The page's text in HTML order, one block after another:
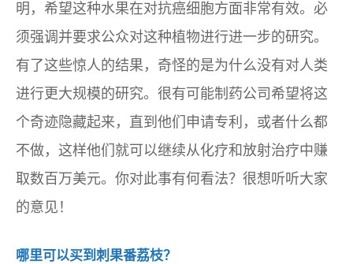
明，希望这种水果在对抗癌细胞方面非常有效。必
须强调并要求公众对这种植物进行进一步的研究。
有了这些惊人的结果，奇怪的是为什么没有对人类
进行更大规模的研究。很有可能制药公司希望将这
个奇迹隐藏起来，直到他们申请专利，或者什么都
不做，这样他们就可以继续从化疗和放射治疗中赚
取数百万美元。你对此事有何看法？很想听听大家
的意见！
哪里可以买到刺果番荔枝？